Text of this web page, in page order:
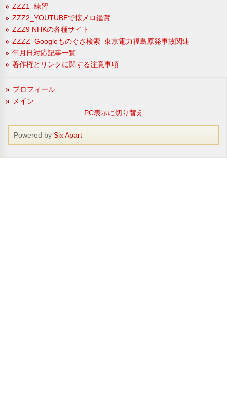
ZZZ1_練習
ZZZ2_YOUTUBEで懐メロ鑑賞
ZZZ9 NHKの各種サイト
ZZZZ_Googleものぐさ検索_東京電力福島原発事故関連
年月日対応記事一覧
著作権とリンクに関する注意事項
プロフィール
メイン
PC表示に切り替え
Powered by Six Apart